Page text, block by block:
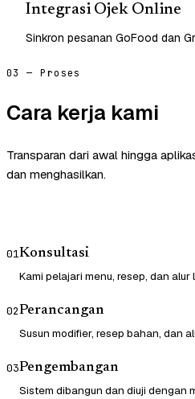
Integrasi Ojek Online
Sinkron pesanan GoFood dan
03 — Proses
Cara kerja kami
Transparan dari awal hingga
dan menghasilkan.
01Konsultasi
Kami pelajari menu, resep, dan
02Perancangan
Susun modifier, resep bahan, dan
03Pengembangan
Sistem dibangun dan diuji dengan